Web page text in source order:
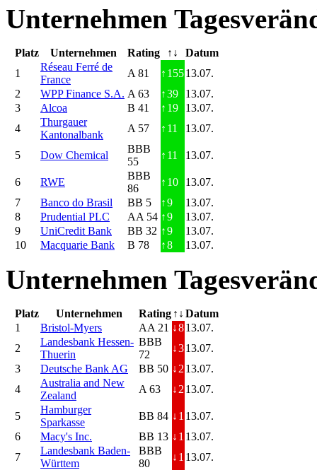
Unternehmen
Platz Unternehmen Rating ↑↓
Datum
1
Réseau Ferré de
France
A 81 ↑ 15513.07.
2
WPP Finance S.A. A 63 ↑39
13.07.
3
Alcoa B 41 ↑ 19
13.07.
4
Thurgauer
Kantonalbank
A 57 ↑ 11 13.07.
5 Dow Chemical
BBB
55
↑ 11 13.07.
6 RWE
BBB
86
↑ 10
13.07.
7
Banco do Brasil BB 5 ↑9
13.07.
8
Prudential PLC AA 54 ↑9
13.07.
9
UniCredit Bank BB 32 ↑9
13.07.
10
Macquarie Bank B 78 ↑8 13.07.
Unternehmen
Platz Unternehmen Rating ↑↓ Datum
1
Bristol-Myers AA 21 ↓813.07.
2
Landesbank Hessen-
Thuerin
BBB
72
↓313.07.
3
Deutsche Bank AG BB 50 ↓ 2 13.07.
4
Australia and New
Zealand
A 63 ↓ 2 13.07.
5
Hamburger
Sparkasse
BB 84 ↓ 1 13.07.
6
Macy's Inc. BB 13 ↓ 1 13.07.
7
Landesbank Baden-
Württem
BBB
80
↓ 1 13.07.